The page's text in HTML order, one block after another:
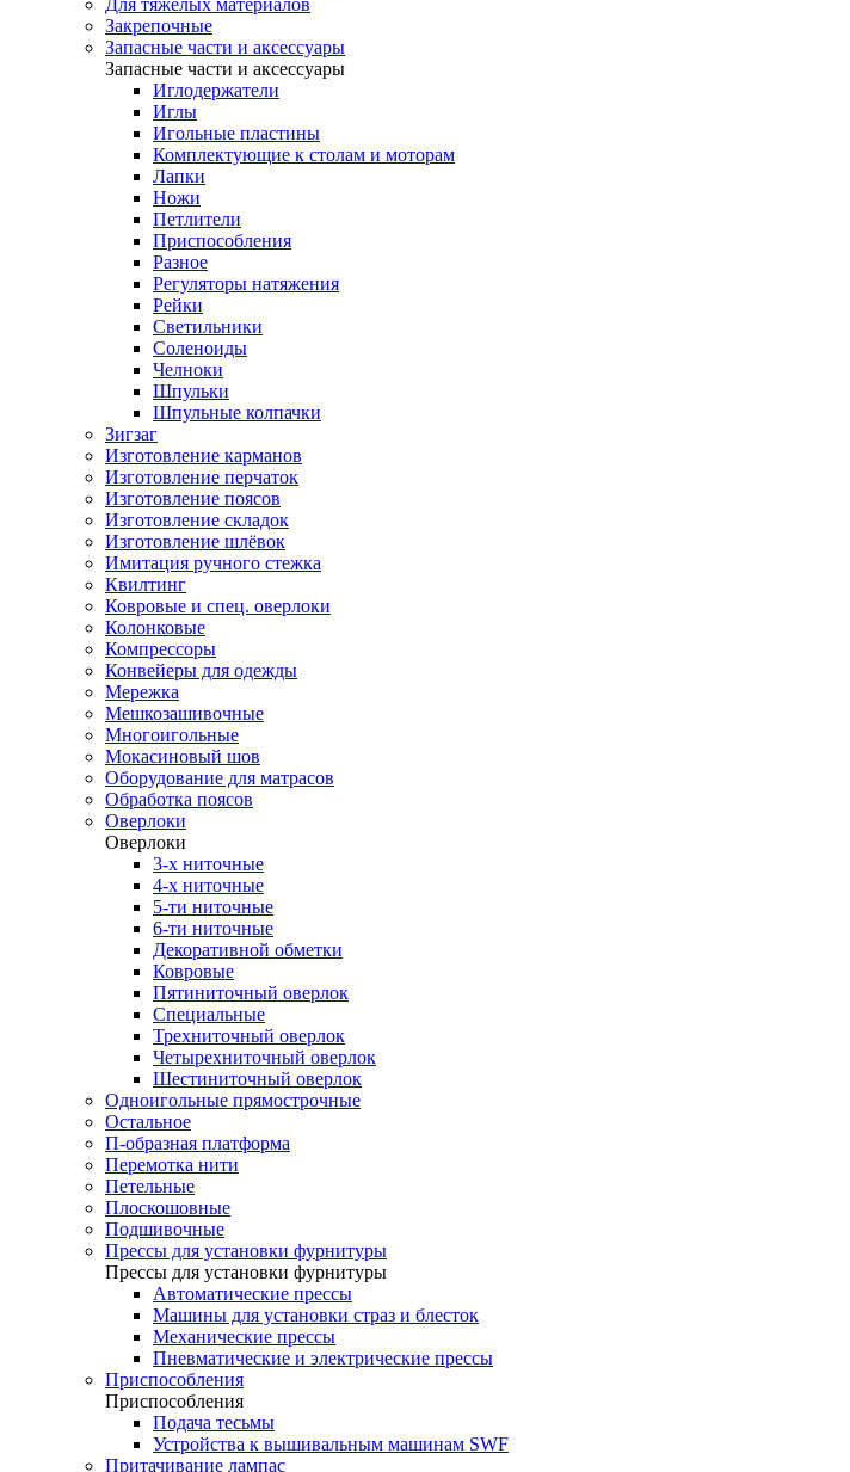
Для тяжелых материалов
Закрепочные
Запасные части и аксессуары
Запасные части и аксессуары
Иглодержатели
Иглы
Игольные пластины
Комплектующие к столам и моторам
Лапки
Ножи
Петлители
Приспособления
Разное
Регуляторы натяжения
Рейки
Светильники
Соленоиды
Челноки
Шпульки
Шпульные колпачки
Зигзаг
Изготовление карманов
Изготовление перчаток
Изготовление поясов
Изготовление складок
Изготовление шлёвок
Имитация ручного стежка
Квилтинг
Ковровые и спец. оверлоки
Колонковые
Компрессоры
Конвейеры для одежды
Мережка
Мешкозашивочные
Многоигольные
Мокасиновый шов
Оборудование для матрасов
Обработка поясов
Оверлоки
Оверлоки
3-х ниточные
4-х ниточные
5-ти ниточные
6-ти ниточные
Декоративной обметки
Ковровые
Пятиниточный оверлок
Специальные
Трехниточный оверлок
Четырехниточный оверлок
Шестиниточный оверлок
Одноигольные прямострочные
Остальное
П-образная платформа
Перемотка нити
Петельные
Плоскошовные
Подшивочные
Прессы для установки фурнитуры
Прессы для установки фурнитуры
Автоматические прессы
Машины для установки страз и блесток
Механические прессы
Пневматические и электрические прессы
Приспособления
Приспособления
Подача тесьмы
Устройства к вышивальным машинам SWF
Притачивание лампас